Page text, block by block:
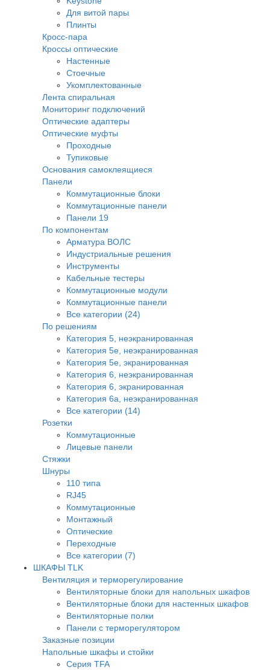
Для витой пары
Плинты
Кросс-пара
Кроссы оптические
Настенные
Стоечные
Укомплектованные
Лента спиральная
Мониторинг подключений
Оптические адаптеры
Оптические муфты
Проходные
Тупиковые
Основания самоклеящиеся
Панели
Коммутационные блоки
Коммутационные панели
Панели 19
По компонентам
Арматура ВОЛС
Индустриальные решения
Инструменты
Кабельные тестеры
Коммутационные модули
Коммутационные панели
Все категории (24)
По решениям
Категория 5, неэкранированная
Категория 5е, неэкранированная
Категория 5е, экранированная
Категория 6, неэкранированная
Категория 6, экранированная
Категория 6а, неэкранированная
Все категории (14)
Розетки
Коммутационные
Лицевые панели
Стяжки
Шнуры
110 типа
RJ45
Коммутационные
Монтажный
Оптические
Переходные
Все категории (7)
ШКАФЫ TLK
Вентиляция и терморегулирование
Вентиляторные блоки для напольных шкафов
Вентиляторные блоки для настенных шкафов
Вентиляторные полки
Панели с терморегулятором
Заказные позиции
Напольные шкафы и стойки
Серия TFA